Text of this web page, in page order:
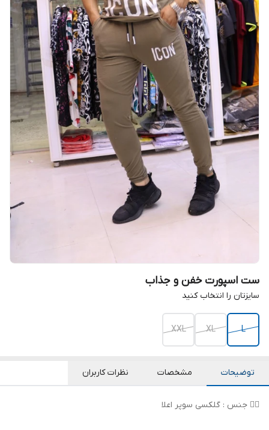
ست اسپورت خفن و جذاب
سایزتان را انتخاب کنید
L
XL
XXL
توضیحات مشخصات نظرات کاربران
👌🏻 جنس : گلکسی سوپر اعلا